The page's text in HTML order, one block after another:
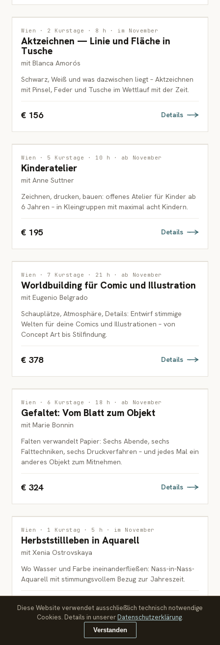
ZEICHNUNG
ERWACHSENE
Wien · 2 Kurstage · 8 h · im November
Aktzeichnen — Linie und Fläche in
Tusche
mit Blanca Amorós
Schwarz, Weiß und was dazwischen liegt – Aktzeichnen
mit Pinsel, Feder und Tusche im Wettlauf mit der Zeit.
€ 156 Details
MALEREI
KINDER
Wien · 5 Kurstage · 10 h · ab November
Kinderatelier
mit Anne Suttner
Zeichnen, drucken, bauen: offenes Atelier für Kinder ab
6 Jahren – in Kleingruppen mit maximal acht Kindern.
€ 195 Details
ILLUSTRATION
ERWACHSENE
Wien · 7 Kurstage · 21 h · ab November
Worldbuilding für Comic und Illustration
mit Eugenio Belgrado
Schauplätze, Atmosphäre, Details: Entwirf stimmige
Welten für deine Comics und Illustrationen – von
Concept Art bis Stilfindung.
€ 378 Details
DRUCKGRAFIK
ERWACHSENE
Wien · 6 Kurstage · 18 h · ab November
Gefaltet: Vom Blatt zum Objekt
mit Marie Bonnin
Falten verwandelt Papier: Sechs Abende, sechs
Falttechniken, sechs Druckverfahren – und jedes Mal ein
anderes Objekt zum Mitnehmen.
€ 324 Details
MALEREI
ERWACHSENE
Wien · 1 Kurstag · 5 h · im November
Herbststillleben in Aquarell
mit Xenia Ostrovskaya
Wo Wasser und Farbe ineinanderfließen: Nass-in-Nass-
Aquarell mit stimmungsvollem Bezug zur Jahreszeit.
€ 90 Details
Diese Website verwendet ausschließlich technisch notwendige
Cookies. Details in unsererDatenschutzerklärung.
Verstanden